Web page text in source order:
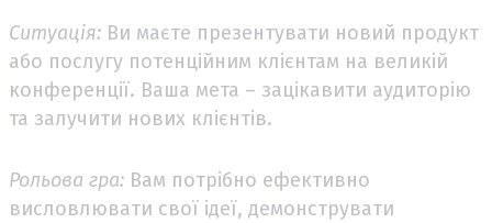
Ситуація: Ви маєте презентувати новий продукт
або послугу потенційним клієнтам на великій
конференції. Ваша мета – зацікавити аудиторію
та залучити нових клієнтів.
Рольова гра: Вам потрібно ефективно
висловлювати свої ідеї, демонструвати